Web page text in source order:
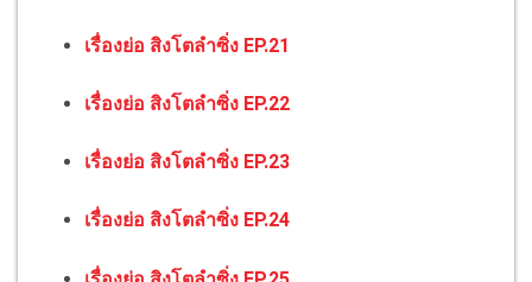
เรื่องย่อ สิงโตลำซิ่ง EP.21
เรื่องย่อ สิงโตลำซิ่ง EP.22
เรื่องย่อ สิงโตลำซิ่ง EP.23
เรื่องย่อ สิงโตลำซิ่ง EP.24